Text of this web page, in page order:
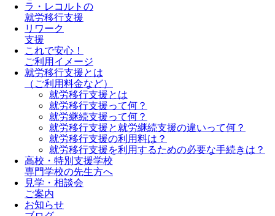
ラ・レコルトの
就労移行支援
リワーク
支援
これで安心！
ご利用イメージ
就労移行支援とは
（ご利用料金など）
就労移行支援とは
就労移行支援って何？
就労継続支援って何？
就労移行支援と就労継続支援の違いって何？
就労移行支援の利用料は？
就労移行支援を利用するための必要な手続きは？
高校・特別支援学校
専門学校の先生方へ
見学・相談会
ご案内
お知らせ